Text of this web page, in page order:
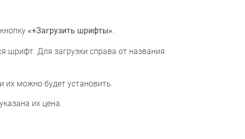
«+Загрузить шрифты».
шрифт. Для загрузки справа от названия
и их можно будет установить.
их цена.